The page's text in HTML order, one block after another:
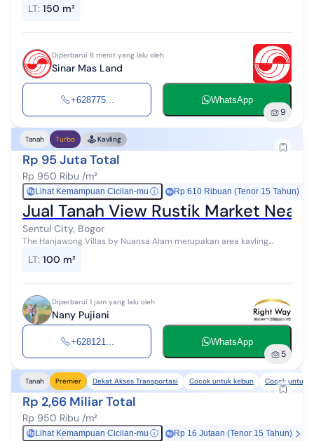
sehingga udaranya masi...
LT: 150 m²
Diperbarui 8 menit yang lalu oleh
Sinar Mas Land
+628775... WhatsApp
9
Tanah Turbo Kavling
Rp 95 Juta Total
Rp 950 Ribu /m²
Rp Lihat Kemampuan Cicilan-mu ⓘ Rp 610 Ribuan (Tenor 15 Tahun)
Jual Tanah View Rustik Market Near
Sentul City, Bogor
The Hanjawong Villas by Nuansa Alam merupakan area kavling
gunung hanjawong, persawah...
LT: 100 m²
Diperbarui 1 jam yang lalu oleh
Nany Pujiani
+628121... WhatsApp
5
Tanah Premier Dekat Akses Transportasi Cocok untuk kebun Cocok untuk
Rp 2,66 Miliar Total
Rp 950 Ribu /m²
Rp Lihat Kemampuan Cicilan-mu ⓘ Rp 16 Jutaan (Tenor 15 Tahun)